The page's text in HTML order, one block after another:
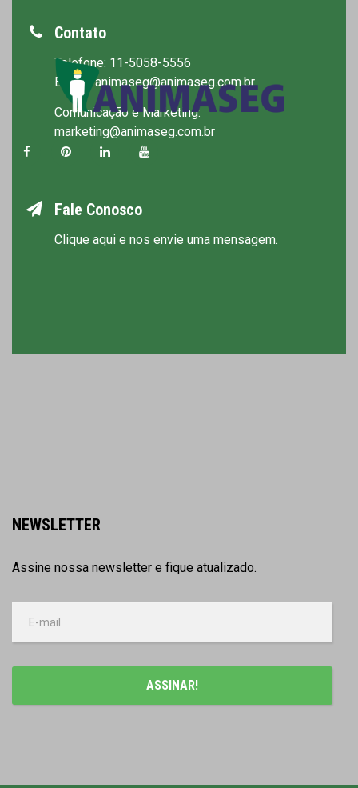
Contato
Telefone: 11-5058-5556
E-mail: animaseg@animaseg.com.br
Comunicação e Marketing:
marketing@animaseg.com.br
Fale Conosco
Clique aqui e nos envie uma mensagem.
NEWSLETTER
Assine nossa newsletter e fique atualizado.